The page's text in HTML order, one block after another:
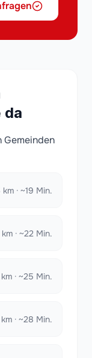
da
Gemeinden
· ~19 Min.
· ~22 Min.
· ~25 Min.
· ~28 Min.